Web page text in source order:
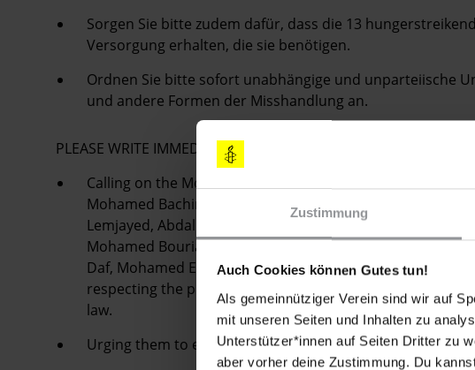
Zustimmung
Auch Cookies können Gutes tun!
Als gemeinnütziger Verein sind wir auf
mit unseren Seiten und Inhalten zu
Unterstützer*innen auf Seiten Dritter zu
aber vorher deine Zustimmung. Du
Sorgen Sie bitte zudem dafür, dass die 13
Versorgung erhalten, die sie benötigen.
Ordnen Sie bitte sofort unabhängige und unparteiische
und andere Formen der Misshandlung an.
PLEASE WRITE IMMEDIATELY
Calling on the Moroccan authorities to release, or give a
Mohamed Bachir Boutanguiza, Sidi Abdallah Abhah,
Lemjayed, Abdallah Lekhfawni, Abdeljalil Laâroussi,
Mohamed Bourial, Mohamed Tahlil, Mohamed Lamine
Daf, Mohamed Embarek Lefkir, Mohamed Khouna Babeit,
respecting the presumption for release pending trial as
law.
Urging them to ensure all the 13 on hunger striker